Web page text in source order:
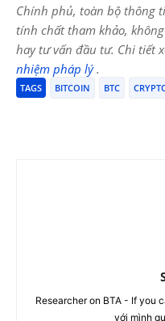
Chính phủ, toàn bộ thông
tính chất tham khảo,
hay tư vấn đầu tư. Chi tiết
nhiệm pháp lý.
TAGS BITCOIN BTC
Researcher on BTA - If you
với mình